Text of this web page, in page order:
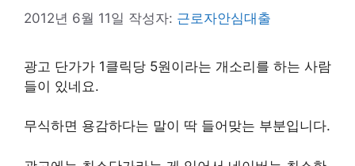
2012년 6월 11일 작성자: 근로자안심대출
광고 단가가 1클릭당 5원이라는 개소리를 하는 사람
들이 있네요.
무식하면 용감하다는 말이 딱 들어맞는 부분입니다.